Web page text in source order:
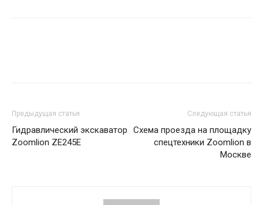
Предыдущая статья
Гидравлический экскаватор
Zoomlion ZE245E
Следующая статья
Схема проезда на площадку
спецтехники Zoomlion в
Москве